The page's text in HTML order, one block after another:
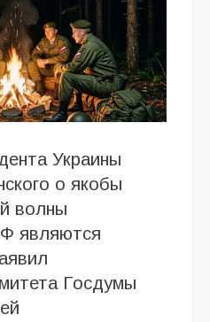
Украины
о якобы
волны
являются
Госдумы